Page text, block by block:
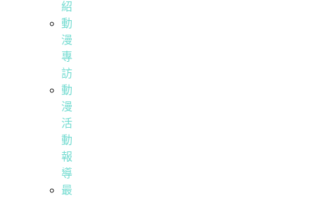
紹
動
漫
專
訪
動
漫
活
動
報
導
最